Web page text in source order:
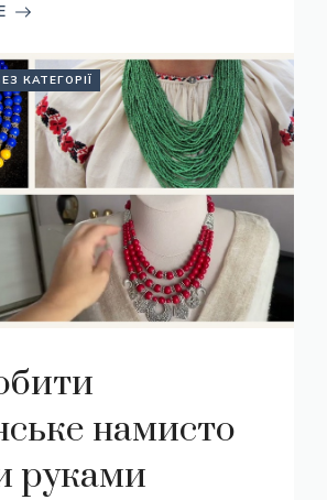
КАТЕГОРІЇ
намисто
руками